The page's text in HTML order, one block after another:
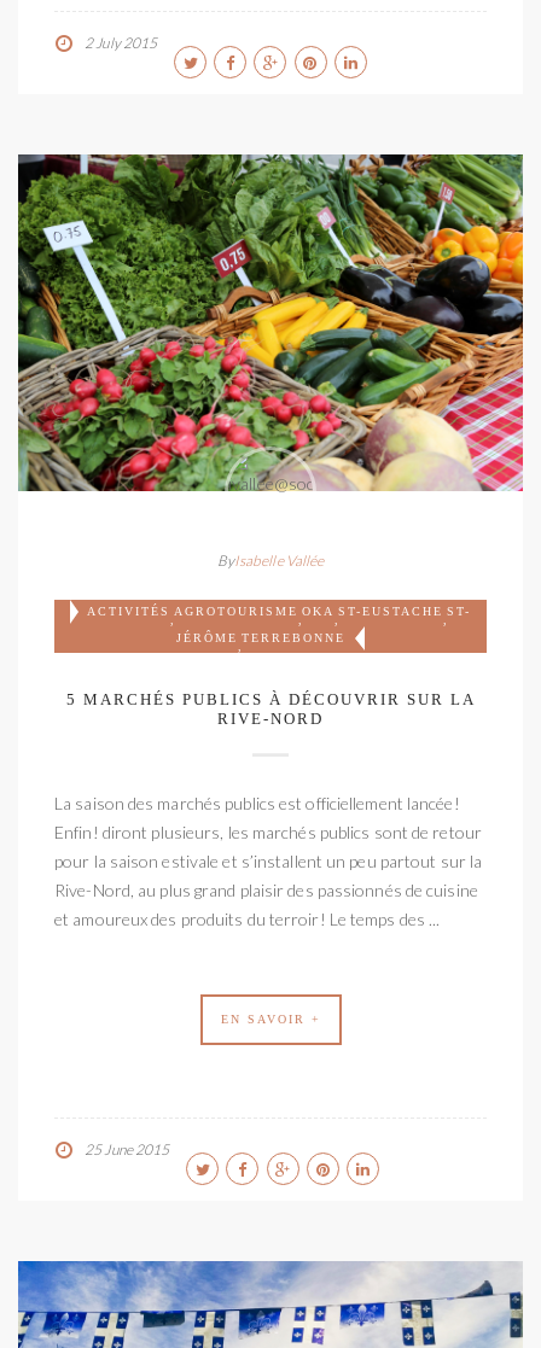
2 July 2015
ByIsabelle Vallée
ACTIVITÉS AGROTOURISME OKA
,
ST-EUSTACHE
,
ST-
JÉRÔME TERREBONNE
5 MARCHÉS PUBLICS À DÉCOUVRIR SUR LA
RIVE-NORD
La saison des marchés publics est officiellement lancée!
Enfin! diront plusieurs, les marchés publics sont de retour
pour la saison estivale et s’installent un peu partout sur la
Rive-Nord, au plus grand plaisir des passionnés de cuisine
et amoureux des produits du terroir! Le temps des ...
EN SAVOIR +
25 June 2015